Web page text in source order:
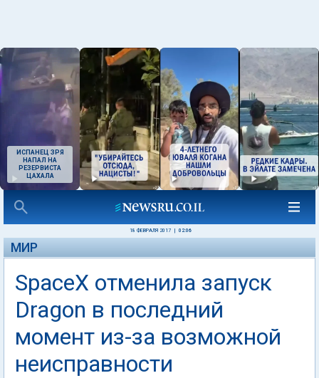
ИСПАНЕЦ ЗРЯ
НАПАЛ НА
РЕЗЕРВИСТА
ЦАХАЛА
18 ФЕВРАЛЯ 2017 02:06
МИР
SpaceX отменила запуск
Dragon в последний
момент из-за возможной
неисправности